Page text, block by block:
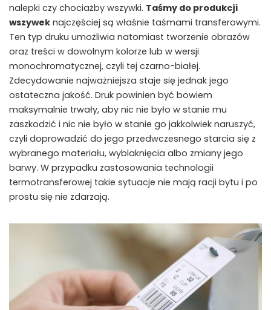
nalepki czy chociażby wszywki. Taśmy do produkcji
wszywek najczęściej są właśnie taśmami transferowymi.
Ten typ druku umożliwia natomiast tworzenie obrazów
oraz treści w dowolnym kolorze lub w wersji
monochromatycznej, czyli tej czarno-białej.
Zdecydowanie najważniejsza staje się jednak jego
ostateczna jakość. Druk powinien być bowiem
maksymalnie trwały, aby nic nie było w stanie mu
zaszkodzić i nic nie było w stanie go jakkolwiek naruszyć,
czyli doprowadzić do jego przedwczesnego starcia się z
wybranego materiału, wyblaknięcia albo zmiany jego
barwy. W przypadku zastosowania technologii
termotransferowej takie sytuacje nie mają racji bytu i po
prostu się nie zdarzają.